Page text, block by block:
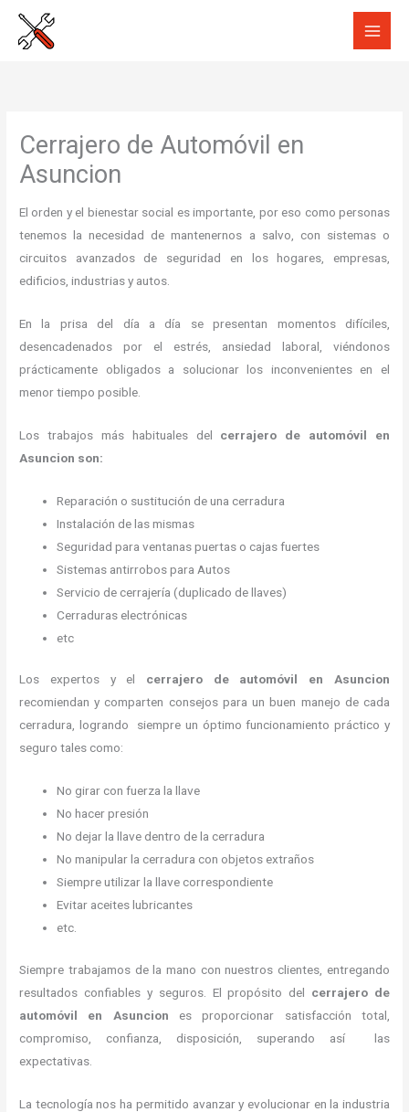
Cerrajero de Automóvil en
Asuncion
El orden y el bienestar social es importante, por eso como personas
tenemos la necesidad de mantenernos a salvo, con sistemas o
circuitos avanzados de seguridad en los hogares, empresas,
edificios, industrias y autos.
En la prisa del día a día se presentan momentos difíciles,
desencadenados por el estrés, ansiedad laboral, viéndonos
prácticamente obligados a solucionar los inconvenientes en el
menor tiempo posible.
Los trabajos más habituales del cerrajero de automóvil en
Asuncion son:
Reparación o sustitución de una cerradura
Instalación de las mismas
Seguridad para ventanas puertas o cajas fuertes
Sistemas antirrobos para Autos
Servicio de cerrajería (duplicado de llaves)
Cerraduras electrónicas
etc
Los expertos y el cerrajero de automóvil en Asuncion
recomiendan y comparten consejos para un buen manejo de cada
cerradura, logrando siempre un óptimo funcionamiento práctico y
seguro tales como:
No girar con fuerza la llave
No hacer presión
No dejar la llave dentro de la cerradura
No manipular la cerradura con objetos extraños
Siempre utilizar la llave correspondiente
Evitar aceites lubricantes
etc.
Siempre trabajamos de la mano con nuestros clientes, entregando
resultados confiables y seguros. El propósito del cerrajero de
automóvil en Asuncion es proporcionar satisfacción total,
compromiso, confianza, disposición, superando así las
expectativas.
La tecnología nos ha permitido avanzar y evolucionar en la industria